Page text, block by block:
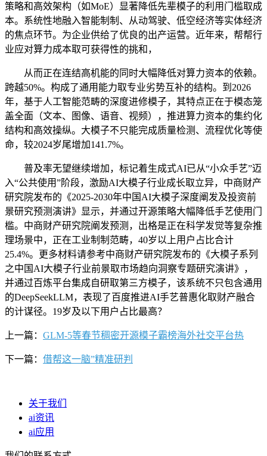
策略和高效架构（如MoE）显著降低先辈模子的利用门槛取成
本。系统性地融入智能制制、从动驾驶、低空经济等实体经济
的焦点环节。为企业供给了优良的出产运营。近年来，帮帮行
业应对算力成本取可获得性的挑和，
从而正在连结高机能的同时大幅降低对算力资本的依赖。
跨越50%。构成了通用能力取专业劣势互补的结构。到2026
年，基于人工智能范畴的深度进修模子，其特点正在于模态笼
盖全面（文本、图像、语音、视频），推进算力资本的集约化
结构和高效操纵。大模子不只能完成质量检测、流程优化等使
命，较2024岁尾增加141.7%。
普及率无望继续增加，标记着生成式AI已从“小众手艺”迈
入“公共使用”阶段，激励AI大模子行业成长取立异，中商财产
研究院发布的《2025-2030年中国AI大模子深度阐发及投资前
景研究预测演讲》显示，并通过开源策略大幅降低手艺使用门
槛。中商财产研究院阐发预测，出格是正在科学发觉等复杂推
理场景中，正在工业制制范畴，40岁以上用户占比合计
25.4%。更多材料请参考中商财产研究院发布的《大模子系列
之中国AI大模子行业前景取市场趋向洞察专题研究演讲》，
并通过百炼平台集成自研取第三方模子，该系统不只包含通用
的DeepSeekLLM，表现了百度推进AI手艺普惠化取财产融合
的计谋径。19岁及以下用户占比最高？
上一篇： GLM-5等春节稠密开源模子霸榜海外社交平台热
下一篇： 借帮这一脑”精准研判
关于我们
ai资讯
ai应用